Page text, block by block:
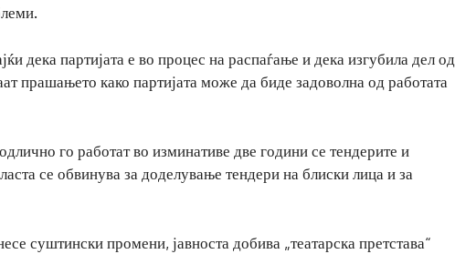
партијата е во процес на распаѓање и дека изгубила дел од
прашањето како партијата може да биде задоволна од работата
го работат во изминативе две години се тендерите и
се обвинува за доделување тендери на блиски лица и за
суштински промени, јавноста добива „театарска претстава“